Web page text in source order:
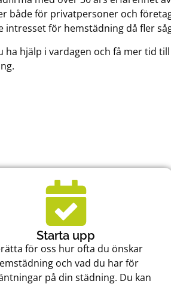
både för privatpersoner och
intresset för hemstädning då fler
ha hjälp i vardagen och få mer tid
Starta upp
för oss hur ofta du önskar
och vad du har för
på din städning. Du kan